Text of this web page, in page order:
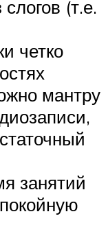
(т.е.
четко
мантру
занятий